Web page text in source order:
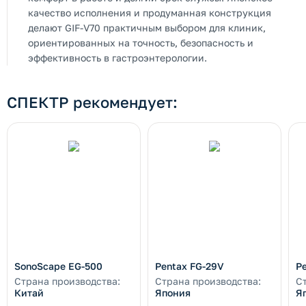
качество исполнения и продуманная конструкция
делают GIF-V70 практичным выбором для клиник,
ориентированных на точность, безопасность и
эффективность в гастроэнтерологии.
СПЕКТР рекомендует:
SonoScape EG-500
Страна производства:
Китай
Pentax FG-29V
Страна производства:
Япония